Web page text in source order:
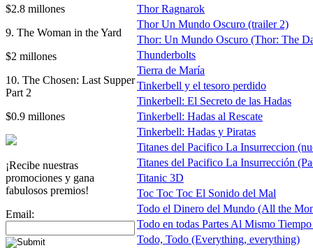
$2.8 millones
9. The Woman in the Yard
$2 millones
10. The Chosen: Last Supper
Part 2
$0.9 millones
¡Recibe nuestras
promociones y gana
fabulosos premios!
Email:
Thor Ragnarok
Thor Un Mundo Oscuro (trailer 2)
Thor: Un Mundo Oscuro (Thor: The
Thunderbolts
Tierra de María
Tinkerbell y el tesoro perdido
Tinkerbell: El Secreto de las Hadas
Tinkerbell: Hadas al Rescate
Tinkerbell: Hadas y Piratas
Titanes del Pacifico La Insurreccion
Titanes del Pacifico La Insurrección
Titanic 3D
Toc Toc Toc El Sonido del Mal
Todo el Dinero del Mundo (All the
Todo en todas Partes Al Mismo
Todo, Todo (Everything, everything)